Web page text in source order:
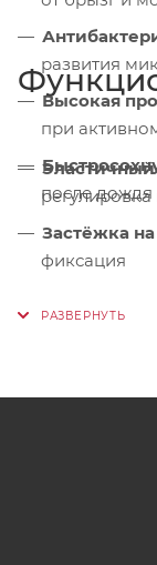
развития
Высокая
при
после дождя
Застёжка
фиксация
хранение